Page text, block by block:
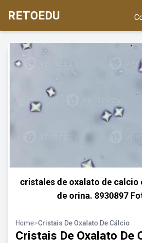
RETOEDU
cristales de oxalato de calcio
de orina. 8930897
Home>Cristais De Oxalato De Cálcio
Cristais De Oxalato De